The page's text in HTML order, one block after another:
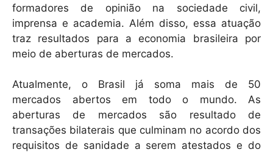
formadores de opinião na sociedade civil,
imprensa e academia. Além disso, essa atuação
traz resultados para a economia brasileira por
meio de aberturas de mercados.
Atualmente, o Brasil já soma mais de 50
mercados abertos em todo o mundo. As
aberturas de mercados são resultado de
transações bilaterais que culminam no acordo dos
requisitos de sanidade a serem atestados e do